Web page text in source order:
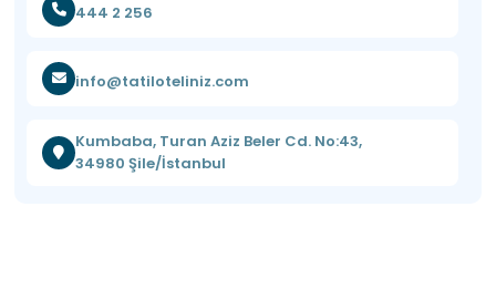
444 2 256
info@tatiloteliniz.com
Kumbaba, Turan Aziz Beler Cd. No:43,
34980 Şile/İstanbul